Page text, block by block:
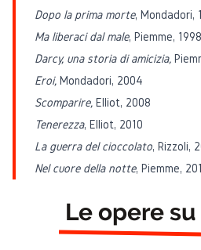
Le opere
Dopo la prima morte, Mondadori,
Ma liberaci dal male, Piemme, 1998
Darcy, una storia di amicizia,
Eroi, Mondadori, 2004
Scomparire, Elliot, 2008
Tenerezza, Elliot, 2010
La guerra del cioccolato, Rizzoli,
Nel cuore della notte, Piemme,